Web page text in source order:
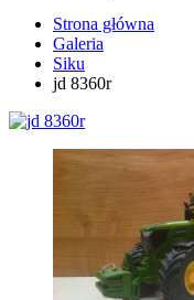
Strona główna
Galeria
Siku
jd 8360r